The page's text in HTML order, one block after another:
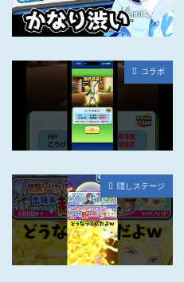
コラボ
隠しステージ